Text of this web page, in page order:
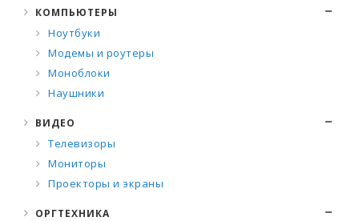
КОМПЬЮТЕРЫ
Ноутбуки
Модемы и роутеры
Моноблоки
Наушники
ВИДЕО
Телевизоры
Мониторы
Проекторы и экраны
ОРГТЕХНИКА